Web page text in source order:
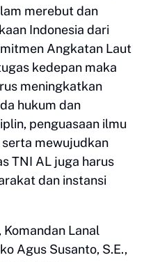
merebut dan
Indonesia dari
Angkatan Laut
kedepan maka
meningkatkan
hukum dan
penguasaan ilmu
mewujudkan
TNI AL juga harus
dan instansi
Lanal
Agus Susanto, S.E.,